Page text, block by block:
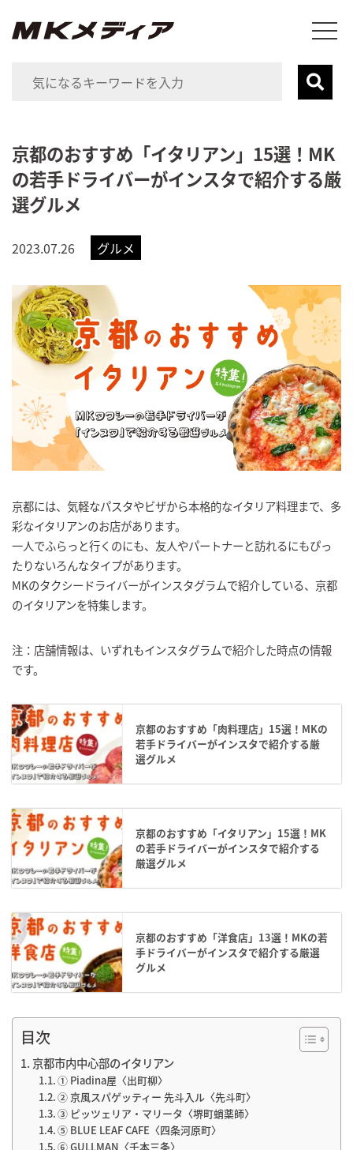
京都のおすすめ「イタリアン」15選！MK
の若手ドライバーがインスタで紹介する厳
選グルメ
2023.07.26 グルメ
京都には、気軽なパスタやビザから本格的なイタリア料理まで、多
彩なイタリアンのお店があります。
一人でふらっと行くのにも、友人やパートナーと訪れるにもぴっ
たりないろんなタイプがあります。
MKのタクシードライバーがインスタグラムで紹介している、京都
のイタリアンを特集します。
注：店舗情報は、いずれもインスタグラムで紹介した時点の情報
です。
京都のおすすめ「肉料理店」15選！MKの
若手ドライバーがインスタで紹介する厳
選グルメ
京都のおすすめ「イタリアン」15選！MK
の若手ドライバーがインスタで紹介する
厳選グルメ
京都のおすすめ「洋食店」13選！MKの若
手ドライバーがインスタで紹介する厳選
グルメ
目次
京都市内中心部のイタリアン
① Piadina屋〈出町柳〉
② 京風スパゲッティー 先斗入ル〈先斗町〉
③ ピッツェリア・マリータ〈堺町蛸薬師〉
⑤ BLUE LEAF CAFE〈四条河原町〉
⑥ GULLMAN〈千本三条〉